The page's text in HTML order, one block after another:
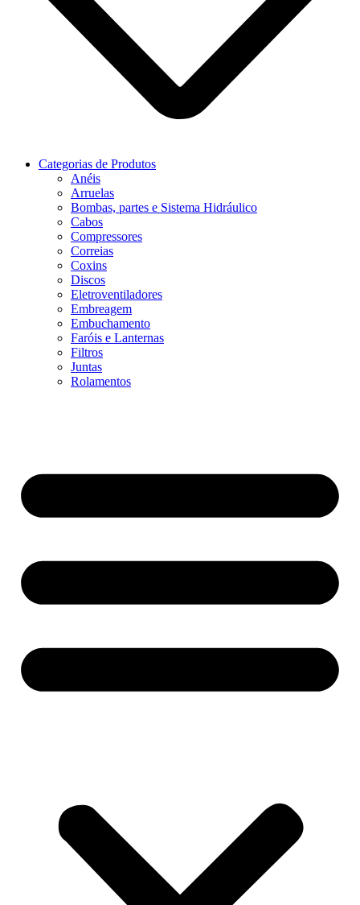
Categorias de Produtos
Anéis
Arruelas
Bombas, partes e Sistema Hidráulico
Cabos
Compressores
Correias
Coxins
Discos
Eletroventiladores
Embreagem
Embuchamento
Faróis e Lanternas
Filtros
Juntas
Rolamentos